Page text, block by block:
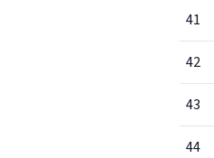
41
42
43
44